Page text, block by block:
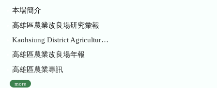
本場簡介
高雄區農業改良場研究彙報
Kaohsiung District Agricultural Research and Extension Station
高雄區農業改良場年報
高雄區農業專訊
more